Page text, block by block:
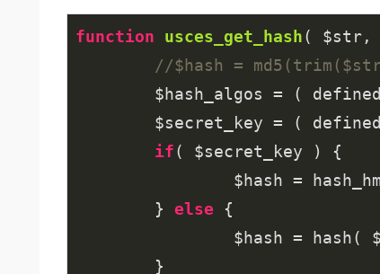
function usces_get_hash( $str,
//$hash =
$hash_algos = (
$secret_key = (
if( $secret_key ) {
	}
else {